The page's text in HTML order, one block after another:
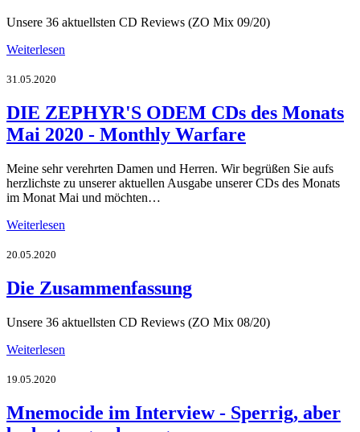
Unsere 36 aktuellsten CD Reviews (ZO Mix 09/20)
Weiterlesen
31.05.2020
DIE ZEPHYR'S ODEM CDs des Monats
Mai 2020 - Monthly Warfare
Meine sehr verehrten Damen und Herren. Wir begrüßen Sie aufs
herzlichste zu unserer aktuellen Ausgabe unserer CDs des Monats
im Monat Mai und möchten…
Weiterlesen
20.05.2020
Die Zusammenfassung
Unsere 36 aktuellsten CD Reviews (ZO Mix 08/20)
Weiterlesen
19.05.2020
Mnemocide im Interview - Sperrig, aber